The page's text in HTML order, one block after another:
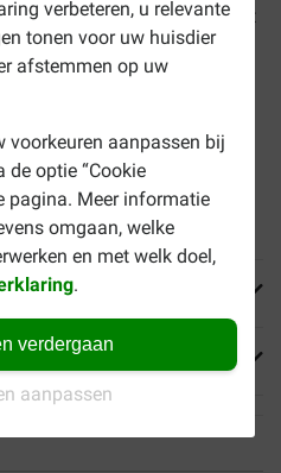
verbeteren, u relevante
tonen voor uw huisdier
afstemmen op uw
voorkeuren aanpassen bij
de optie “Cookie
pagina. Meer informatie
omgaan, welke
en met welk doel,
.
verdergaan
aanpassen
is hondenvoeding met
opgroeiende honden van
botten, spieren en
en vacht